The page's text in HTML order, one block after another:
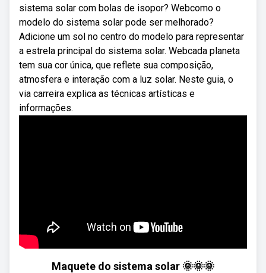
sistema solar com bolas de isopor? Webcomo o
modelo do sistema solar pode ser melhorado?
Adicione um sol no centro do modelo para representar
a estrela principal do sistema solar. Webcada planeta
tem sua cor única, que reflete sua composição,
atmosfera e interação com a luz solar. Neste guia, o
via carreira explica as técnicas artísticas e
informações.
Maquete do sistema solar 🌞🌞🌞